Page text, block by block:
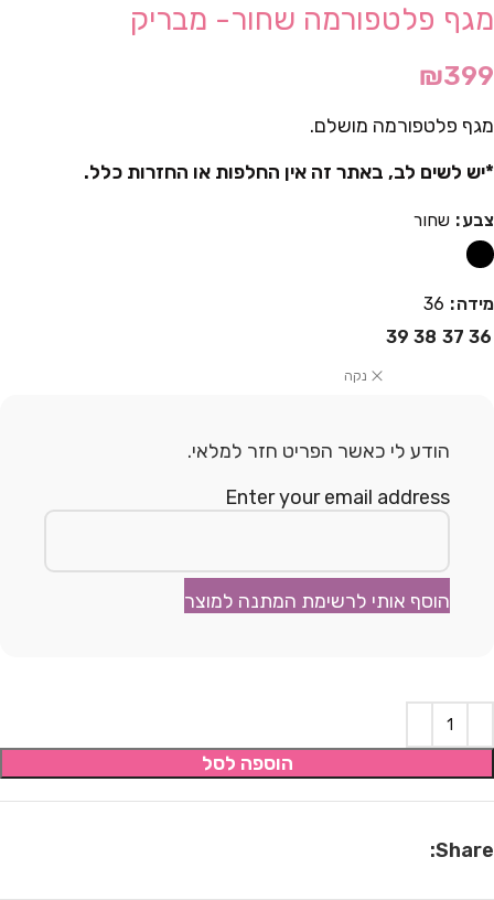
מגף פלטפורמה שחור- מבריק
₪399
מגף פלטפורמה מושלם.
*יש לשים לב, באתר זה אין החלפות או החזרות כלל.
צבע שחור
מידה
36
36
37
38
39
נקה
הודע לי כאשר הפריט חזר למלאי.
Enter your email address
הוסף אותי לרשימת המתנה למוצר
הוספה לסל
Share: